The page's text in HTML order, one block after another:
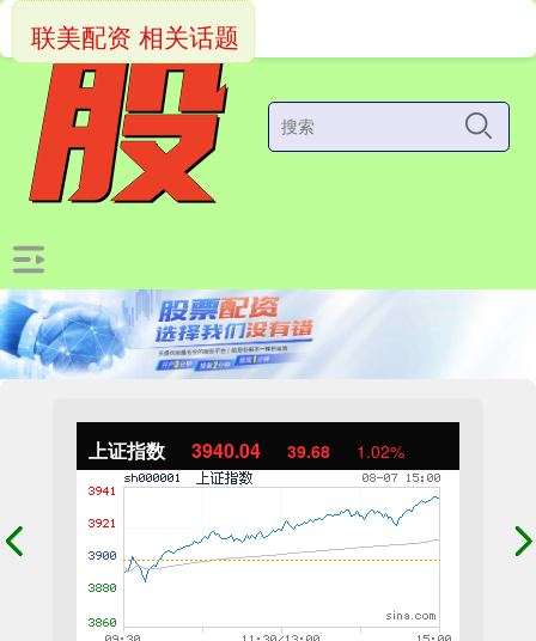
上证指数 3940.04 39.68 1.02%
联美配资 相关话题